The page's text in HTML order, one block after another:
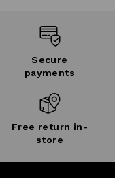
Secure
payments
Free return in-
store